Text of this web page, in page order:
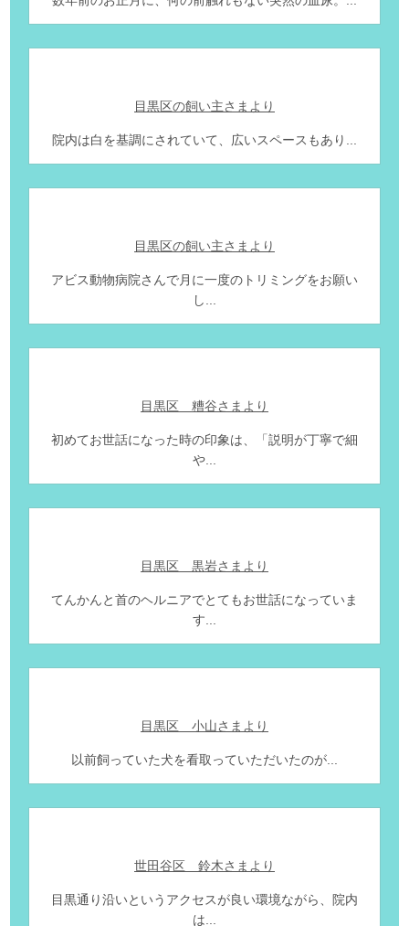
目黒区の飼い主さまより
院内は白を基調にされていて、広いスペースもあり...
目黒区の飼い主さまより
アビス動物病院さんで月に一度のトリミングをお願い
し...
目黒区 糟谷さまより
初めてお世話になった時の印象は、「説明が丁寧で細
や...
目黒区 黒岩さまより
てんかんと首のヘルニアでとてもお世話になっていま
す...
目黒区 小山さまより
以前飼っていた犬を看取っていただいたのが...
世田谷区 鈴木さまより
目黒通り沿いというアクセスが良い環境ながら、院内
は...